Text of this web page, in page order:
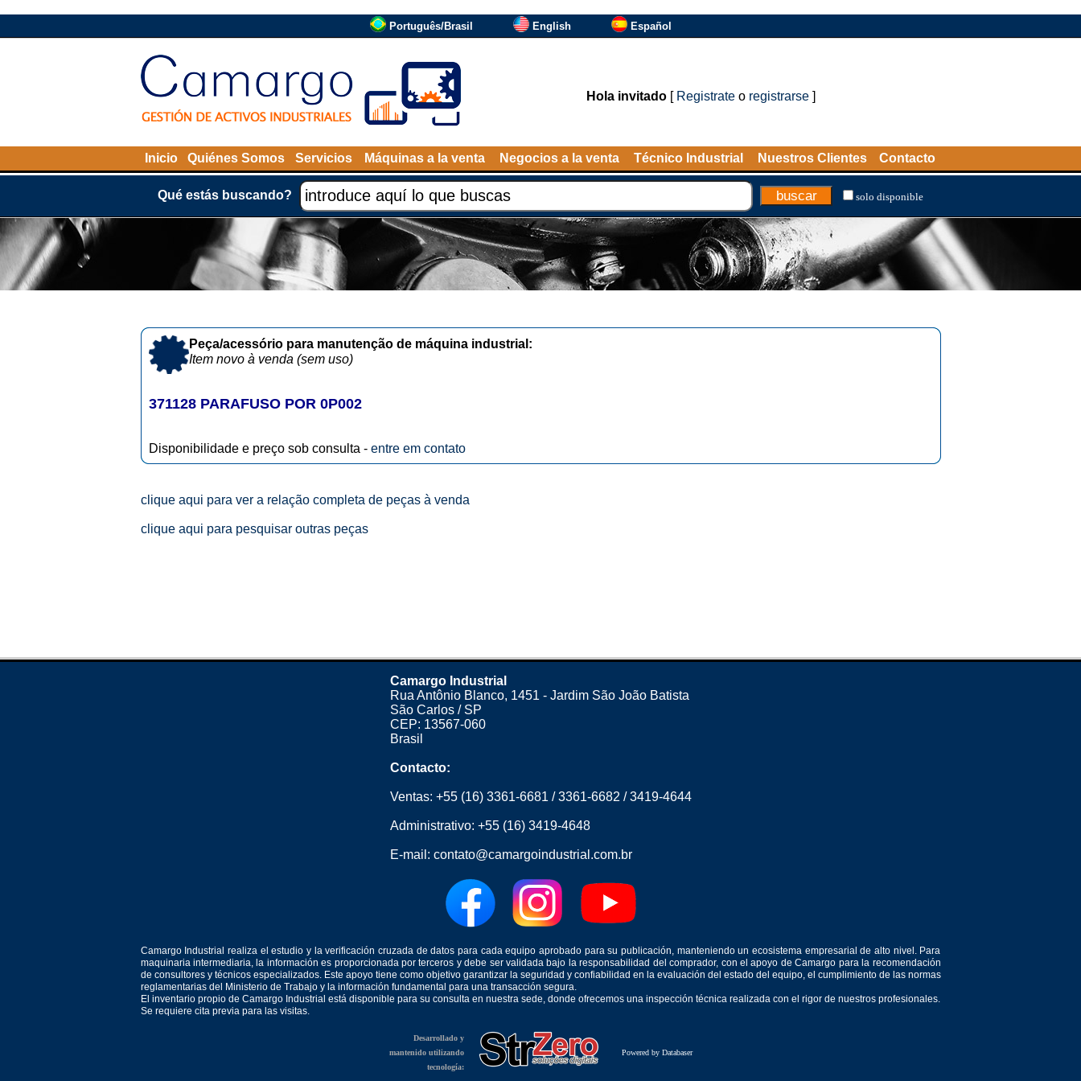
Português/Brasil English Español
Hola invitado[ Registrateo registrarse]
Inicio Quiénes Somos Servicios Máquinas a la venta Negocios a la venta Técnico Industrial Nuestros Clientes Contacto
Qué estás buscando? solo disponible
Peça/acessório para manutenção de máquina industrial:
Item novo à venda (sem uso)
371128 PARAFUSO POR 0P002
Disponibilidade e preço sob consulta - entre em contato
clique aqui para ver a relação completa de peças à venda
clique aqui para pesquisar outras peças
Camargo Industrial
Rua Antônio Blanco, 1451 - Jardim São João Batista
São Carlos / SP
CEP: 13567-060
Brasil
Contacto:
Ventas: +55 (16) 3361-6681 /3361-6682 /3419-4644
Administrativo: +55 (16) 3419-4648
E-mail: contato@camargoindustrial.com.br
Camargo Industrial realiza el estudio y la verificación cruzada de datos para cada equipo aprobado para su publicación, manteniendo un ecosistema empresarial de alto nivel. Para
maquinaria intermediaria, la información es proporcionada por terceros y debe ser validada bajo la responsabilidad del comprador, con el apoyo de Camargo para la recomendación
de consultores y técnicos especializados. Este apoyo tiene como objetivo garantizar la seguridad y confiabilidad en la evaluación del estado del equipo, el cumplimiento de las normas
reglamentarias del Ministerio de Trabajo y la información fundamental para una transacción segura.
El inventario propio de Camargo Industrial está disponible para su consulta en nuestra sede, donde ofrecemos una inspección técnica realizada con el rigor de nuestros profesionales.
Se requiere cita previa para las visitas.
Desarrollado y
mantenido utilizando
tecnología:
Powered by Databaser